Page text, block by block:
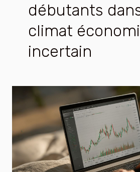
débutants
climat
incertain